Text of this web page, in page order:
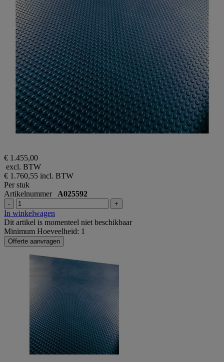
€ 1.455,00
excl. BTW
€ 1.760,55 incl. BTW
Per stuk
Artikelnummer A025592
- +
In winkelwagen
Dit artikel is momenteel niet beschikbaar
Minimum Hoeveelheid: 1
Offerte aanvragen